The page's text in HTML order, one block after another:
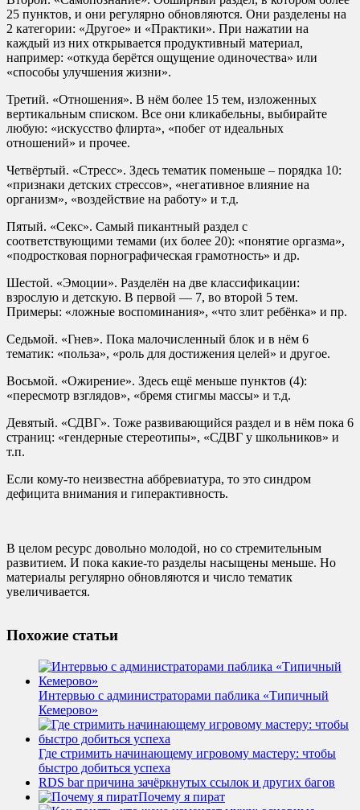
25 пунктов, и они регулярно обновляются. Они разделены на
2 категории: «Другое» и «Практики». При нажатии на
каждый из них открывается продуктивный материал,
например: «откуда берётся ощущение одиночества» или
«способы улучшения жизни».
Третий. «Отношения». В нём более 15 тем, изложенных
вертикальным списком. Все они кликабельны, выбирайте
любую: «искусство флирта», «побег от идеальных
отношений» и прочее.
Четвёртый. «Стресс». Здесь тематик поменьше – порядка 10:
«признаки детских стрессов», «негативное влияние на
организм», «воздействие на работу» и т.д.
Пятый. «Секс». Самый пикантный раздел с
соответствующими темами (их более 20): «понятие оргазма»,
«подростковая порнографическая грамотность» и др.
Шестой. «Эмоции». Разделён на две классификации:
взрослую и детскую. В первой — 7, во второй 5 тем.
Примеры: «ложные воспоминания», «что злит ребёнка» и пр.
Седьмой. «Гнев». Пока малочисленный блок и в нём 6
тематик: «польза», «роль для достижения целей» и другое.
Восьмой. «Ожирение». Здесь ещё меньше пунктов (4):
«пересмотр взглядов», «бремя стигмы массы» и т.д.
Девятый. «СДВГ». Тоже развивающийся раздел и в нём пока 6
страниц: «гендерные стереотипы», «СДВГ у школьников» и
т.п.
Если кому-то неизвестна аббревиатура, то это синдром
дефицита внимания и гиперактивность.
В целом ресурс довольно молодой, но со стремительным
развитием. И пока какие-то разделы насыщены меньше. Но
материалы регулярно обновляются и число тематик
увеличивается.
Похожие статьи
Интервью с администраторами паблика «Типичный
Кемерово»
Где стримить начинающему игровому мастеру: чтобы
быстро добиться успеха
RDS bar причина зачёркнутых ссылок и других багов
Почему я пират